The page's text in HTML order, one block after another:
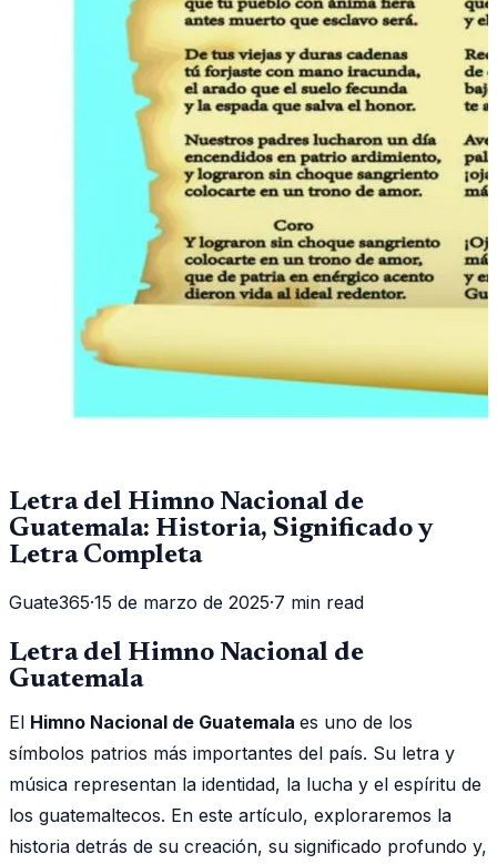
Letra del Himno Nacional de
Guatemala: Historia, Significado y
Letra Completa
Guate365·15 de marzo de 2025·7 min read
Letra del Himno Nacional de
Guatemala
El Himno Nacional de Guatemala es uno de los
símbolos patrios más importantes del país. Su letra y
música representan la identidad, la lucha y el espíritu de
los guatemaltecos. En este artículo, exploraremos la
historia detrás de su creación, su significado profundo y,